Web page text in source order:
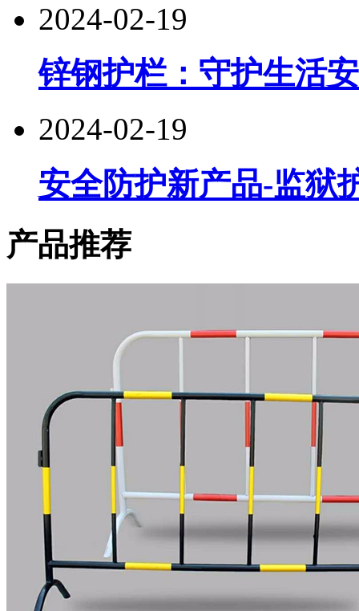
2024-02-19
锌钢护栏：守护生活
2024-02-19
安全防护新产品-监狱
产品推荐